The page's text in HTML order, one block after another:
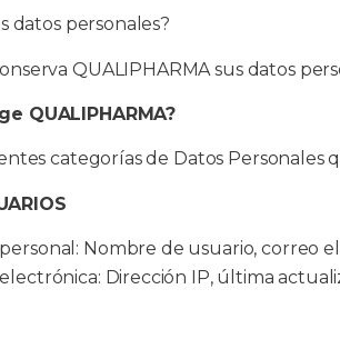
datos personales?
QUALIPHARMA sus datos
QUALIPHARMA?
categorías de Datos
Nombre de usuario, correo
Dirección IP, última